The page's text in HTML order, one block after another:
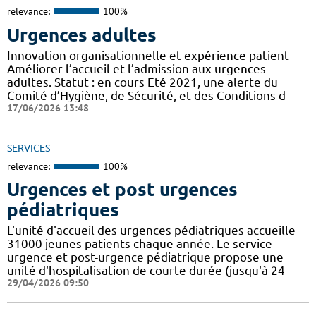
relevance: 100%
Urgences adultes
Innovation organisationnelle et expérience patient
Améliorer l’accueil et l’admission aux urgences
adultes. Statut : en cours Eté 2021, une alerte du
Comité d’Hygiène, de Sécurité, et des Conditions d
17/06/2026 13:48
SERVICES
relevance: 100%
Urgences et post urgences
pédiatriques
L'unité d'accueil des urgences pédiatriques accueille
31000 jeunes patients chaque année. Le service
urgence et post-urgence pédiatrique propose une
unité d'hospitalisation de courte durée (jusqu'à 24
29/04/2026 09:50